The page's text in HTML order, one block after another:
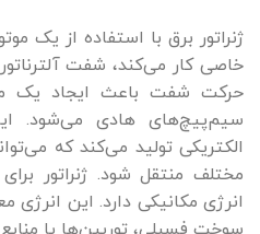
ژنراتور برق با استفاده از یک
خاصی کار می‌کند، شفت آلترناتور
حرکت شفت باعث ایجاد یک
سیم‌پیچ‌های هادی می‌شود.
الکتریکی تولید می‌کند که
مختلف منتقل شود. ژنراتور
انرژی مکانیکی دارد. این انرژی